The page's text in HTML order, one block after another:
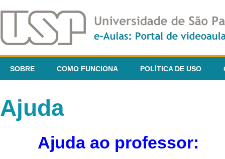
SOBRE COMO FUNCIONA POLÍTICA DE USO
Ajuda
Ajuda ao professor: